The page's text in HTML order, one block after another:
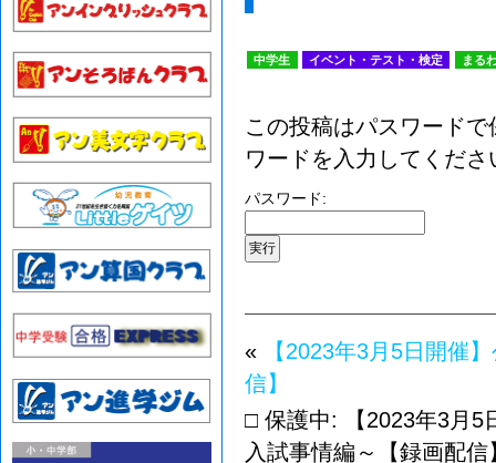
中学生 イベント・テスト・検定 まる
この投稿はパスワード
ワードを入力してくださ
パスワード:
«
【2023年3月5日開催
信】
□ 保護中: 【2023年3月5
入試事情編～【録画配信